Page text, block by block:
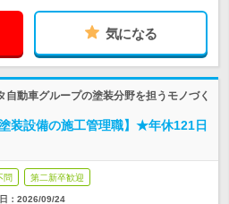
気になる
自動車グループの塗装分野を担うモノづく
装設備の施工管理職】★年休121日
問 第二新卒歓迎
： 2026/09/24